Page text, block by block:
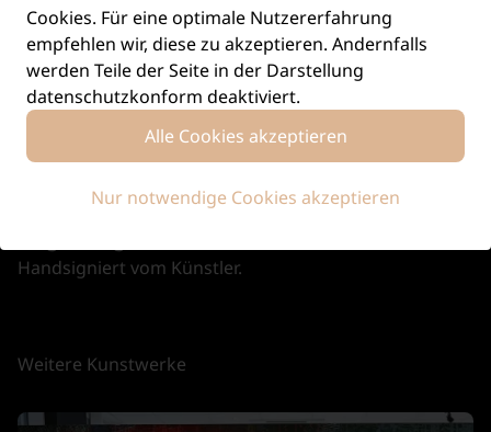
Sichere Bezahlung
Sichere Bezahlung mit PayPal.
Handsigniert vom Künstler.
Weitere Kunstwerke
Cookies. Für eine optimale Nutzererfahrung
empfehlen wir, diese zu akzeptieren. Andernfalls
werden Teile der Seite in der Darstellung
datenschutzkonform deaktiviert.
Alle Cookies akzeptieren
Nur notwendige Cookies akzeptieren